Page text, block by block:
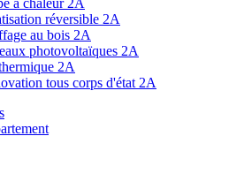
à chaleur 2A
réversible 2A
au bois 2A
photovoltaïques 2A
2A
tous corps d'état 2A